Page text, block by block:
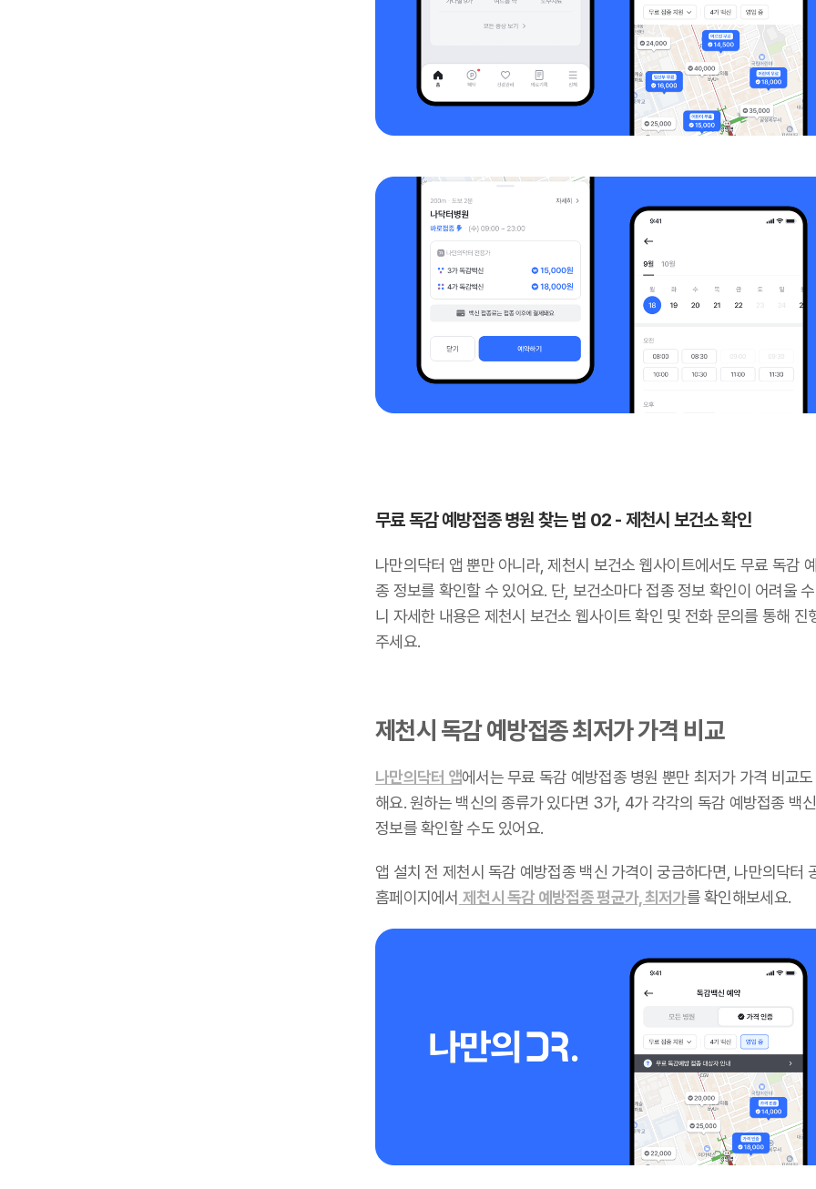
무료 독감 예방접종 병원 찾는 법 02 - 제천시 보건소 확인
나만의닥터 앱 뿐만 아니라, 제천시 보건소 웹사이트에서도 무료 독감
종 정보를 확인할 수 있어요. 단, 보건소마다 접종 정보 확인이 어려울
니 자세한 내용은 제천시 보건소 웹사이트 확인 및 전화 문의를 통해 진
주세요.
제천시 독감 예방접종 최저가 가격 비교
나만의닥터 앱에서는 무료 독감 예방접종 병원 뿐만 최저가 가격 비교
해요. 원하는 백신의 종류가 있다면 3가, 4가 각각의 독감 예방접종 백
정보를 확인할 수도 있어요.
앱 설치 전 제천시 독감 예방접종 백신 가격이 궁금하다면, 나만의닥터
홈페이지에서 제천시 독감 예방접종 평균가, 최저가를 확인해보세요.